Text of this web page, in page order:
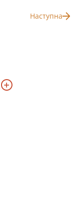
Наступна